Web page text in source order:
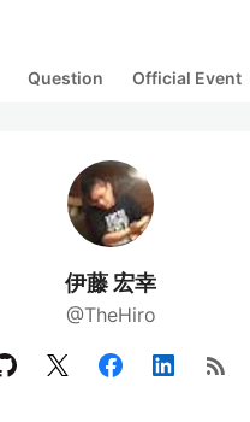
Question Official Event
伊藤 宏幸
@TheHiro
rss_feed